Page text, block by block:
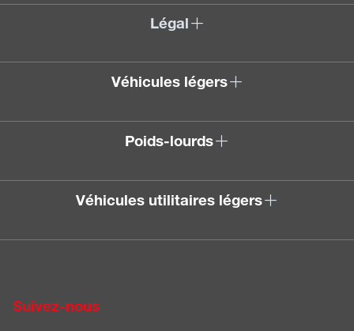
Légal
Véhicules légers
Poids-lourds
Véhicules utilitaires légers
Suivez-nous